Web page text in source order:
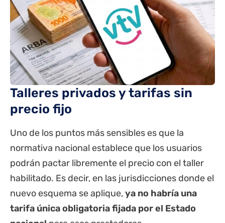
Talleres privados y tarifas sin
precio fijo
Uno de los puntos más sensibles es que la
normativa nacional establece que los usuarios
podrán pactar libremente el precio con el taller
habilitado. Es decir, en las jurisdicciones donde el
nuevo esquema se aplique,ya no habría una
tarifa única obligatoria fijada por el Estado